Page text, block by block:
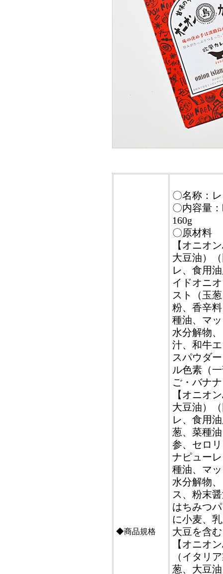
◆商品規格
〇名称：
〇内容量
160g
〇原材料
【オニオ
大豆油）
レ、食用
イドオニ
スト（玉
粉、香辛
種油、マ
水分解物
汁、和牛
スパウダ
ル色素（
ご・バナ
【オニオ
大豆油）
レ、食用
葱、菜種
参、セロ
ナピュー
種油、マ
水分解物
ス、粉末
はちみつ
に小麦、
大豆を含
【オニオ
（イタリ
葱、大豆